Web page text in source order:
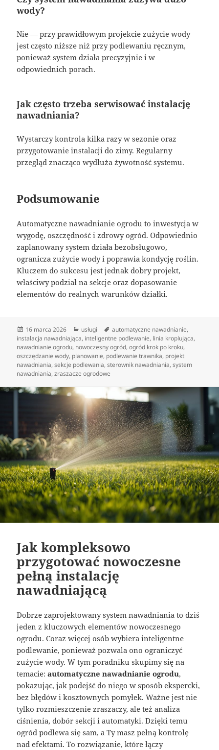
wody?
Nie — przy prawidłowym projekcie zużycie wody
jest często niższe niż przy podlewaniu ręcznym,
ponieważ system działa precyzyjnie i w
odpowiednich porach.
Jak często trzeba serwisować instalację
nawadniania?
Wystarczy kontrola kilka razy w sezonie oraz
przygotowanie instalacji do zimy. Regularny
przegląd znacząco wydłuża żywotność systemu.
Podsumowanie
Automatyczne nawadnianie ogrodu to inwestycja w
wygodę, oszczędność i zdrowy ogród. Odpowiednio
zaplanowany system działa bezobsługowo,
ogranicza zużycie wody i poprawia kondycję roślin.
Kluczem do sukcesu jest jednak dobry projekt,
właściwy podział na sekcje oraz dopasowanie
elementów do realnych warunków działki.
Data
publikacji
16 marca 2026 Kategorie
usługi Tagi
automatyczne nawadnianie,
instalacja nawadniająca, inteligentne podlewanie, linia kroplująca,
nawadnianie ogrodu, nowoczesny ogród,ogród krok po kroku,
oszczędzanie wody, planowanie, podlewanie trawnika, projekt
nawadniania,sekcje podlewania,sterownik nawadniania,system
nawadniania,zraszacze ogrodowe
Jak kompleksowo
przygotować nowoczesne
pełną instalację
nawadniającą
Dobrze zaprojektowany system nawadniania to dziś
jeden z kluczowych elementów nowoczesnego
ogrodu. Coraz więcej osób wybiera inteligentne
podlewanie, ponieważ pozwala ono ograniczyć
zużycie wody. W tym poradniku skupimy się na
temacie:automatyczne nawadnianie ogrodu,
pokazując, jak podejść do niego w sposób ekspercki,
bez błędów i kosztownych pomyłek. Ważne jest nie
tylko rozmieszczenie zraszaczy, ale też analiza
ciśnienia, dobór sekcji i automatyki. Dzięki temu
ogród podlewa się sam, a Ty masz pełną kontrolę
nad efektami. To rozwiązanie, które łączy